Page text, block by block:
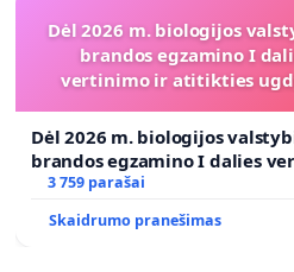
Dėl 2026 m. biologijos
brandos egzamino I
vertinimo ir atitikties
Dėl 2026 m. biologijos
brandos egzamino I dalies
ir atitikties ugdymo programai
3 759 parašai
Skaidrumo pranešimas